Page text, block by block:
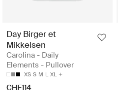
Day Birger et
Mikkelsen
Carolina - Daily
Elements - Pullover
XS S M L XL
CHF114